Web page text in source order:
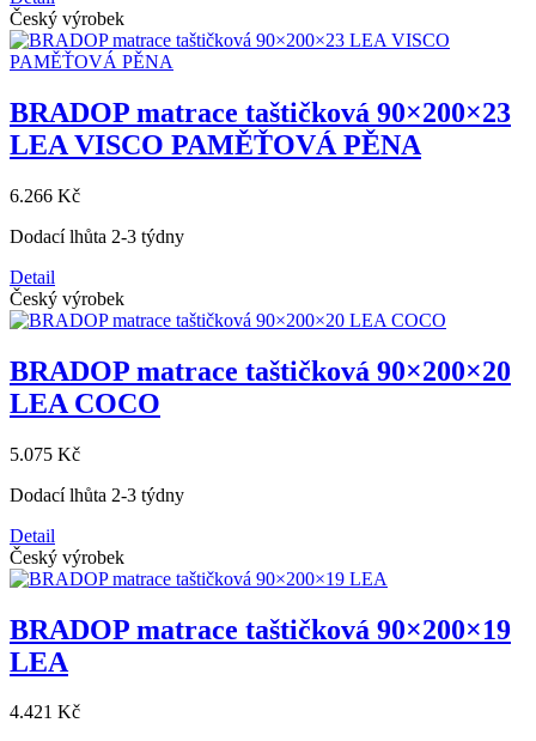
Český výrobek
BRADOP matrace taštičková 90×200×23
LEA VISCO PAMĚŤOVÁ PĚNA
6.266 Kč
Dodací lhůta 2-3 týdny
Detail
Český výrobek
BRADOP matrace taštičková 90×200×20
LEA COCO
5.075 Kč
Dodací lhůta 2-3 týdny
Detail
Český výrobek
BRADOP matrace taštičková 90×200×19
LEA
4.421 Kč